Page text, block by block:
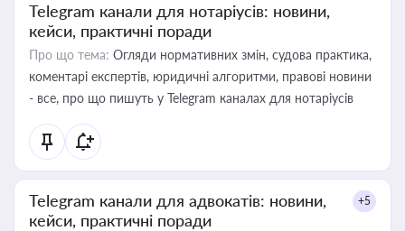
Telegram канали для нотаріусів: новини,
кейси, практичні поради
Про що тема: Огляди нормативних змін, судова практика,
коментарі експертів, юридичні алгоритми, правові новини
- все, про що пишуть у Telegram каналах для нотаріусів
Telegram канали для адвокатів: новини,
кейси, практичні поради
+5